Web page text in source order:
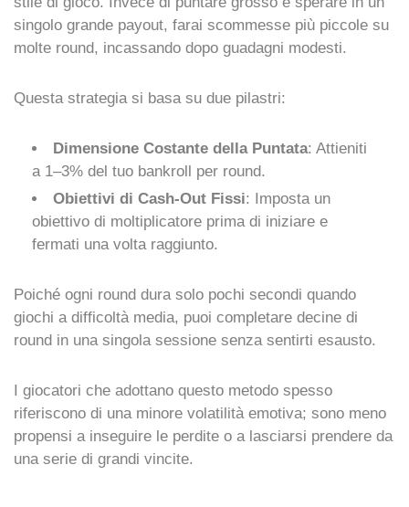
singolo grande payout, farai scommesse più piccole su
molte round, incassando dopo guadagni modesti.
Questa strategia si basa su due pilastri:
Dimensione Costante della Puntata: Attieniti
a 1–3% del tuo bankroll per round.
Obiettivi di Cash‑Out Fissi: Imposta un
obiettivo di moltiplicatore prima di iniziare e
fermati una volta raggiunto.
Poiché ogni round dura solo pochi secondi quando
giochi a difficoltà media, puoi completare decine di
round in una singola sessione senza sentirti esausto.
I giocatori che adottano questo metodo spesso
riferiscono di una minore volatilità emotiva; sono meno
propensi a inseguire le perdite o a lasciarsi prendere da
una serie di grandi vincite.